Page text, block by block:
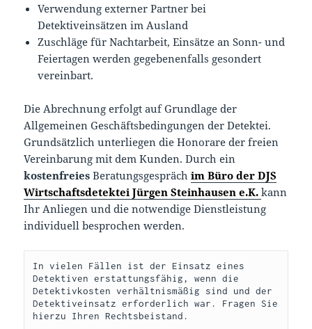
Verwendung externer Partner bei
Detektiveinsätzen im Ausland
Zuschläge für Nachtarbeit, Einsätze an Sonn- und
Feiertagen werden gegebenenfalls gesondert
vereinbart.
Die Abrechnung erfolgt auf Grundlage der
Allgemeinen Geschäftsbedingungen der Detektei.
Grundsätzlich unterliegen die Honorare der freien
Vereinbarung mit dem Kunden. Durch ein
kostenfreies Beratungsgesprächim Büro der DJS
Wirtschaftsdetektei Jürgen Steinhausen e.K. kann
Ihr Anliegen und die notwendige Dienstleistung
individuell besprochen werden.
In vielen Fällen ist der Einsatz eines
Detektiven erstattungsfähig, wenn die
Detektivkosten verhältnismäßig sind und der
Detektiveinsatz erforderlich war. Fragen Sie
hierzu Ihren Rechtsbeistand.